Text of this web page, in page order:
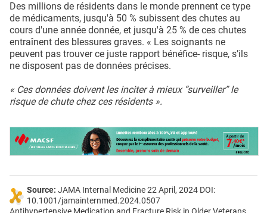
Des millions de résidents dans le monde prennent ce type
de médicaments, jusqu'à 50 % subissent des chutes au
cours d'une année donnée, et jusqu'à 25 % de ces chutes
entraînent des blessures graves. « Les soignants ne
peuvent pas trouver ce juste rapport bénéfice- risque, s’ils
ne disposent pas de données précises.
« Ces données doivent les inciter à mieux “surveiller” le
risque de chute chez ces résidents ».
Source: JAMA Internal Medicine 22 April, 2024 DOI:
10.1001/jamainternmed.2024.0507